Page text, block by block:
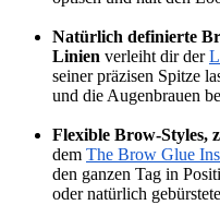
Natürlich definierte
Linien verleiht dir der
seiner präzisen Spitze
und die Augenbrauen
Flexible Brow-Styles,
dem The Brow Glue
den ganzen Tag in
oder natürlich